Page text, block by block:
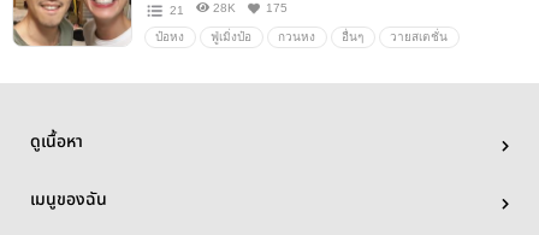
21 28K 175
ป๋อหง ฟู่เมิ่งป๋อ กวนหง อื่นๆ วายสเตชั่น
ดูเนื้อหา
เมนูของฉัน